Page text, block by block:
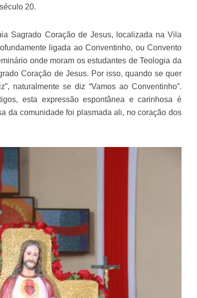
20.
Sagrado Coração de Jesus, localizada na Vila
ligada ao Conventinho, ou Convento
onde moram os estudantes de Teologia da
Coração de Jesus. Por isso, quando se quer
naturalmente se diz “Vamos ao Conventinho”.
esta expressão espontânea e carinhosa é
da comunidade foi plasmada ali, no coração dos